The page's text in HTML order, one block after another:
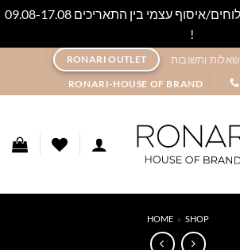
לקוחות יקרים! אין משלוחים/איסוף עצמי בין התאריכים 09.08-17.08
!
שאלות ותשובות RONARI OUTLET
RONARI-HOUSE OF BRAND
HOME » SHOP